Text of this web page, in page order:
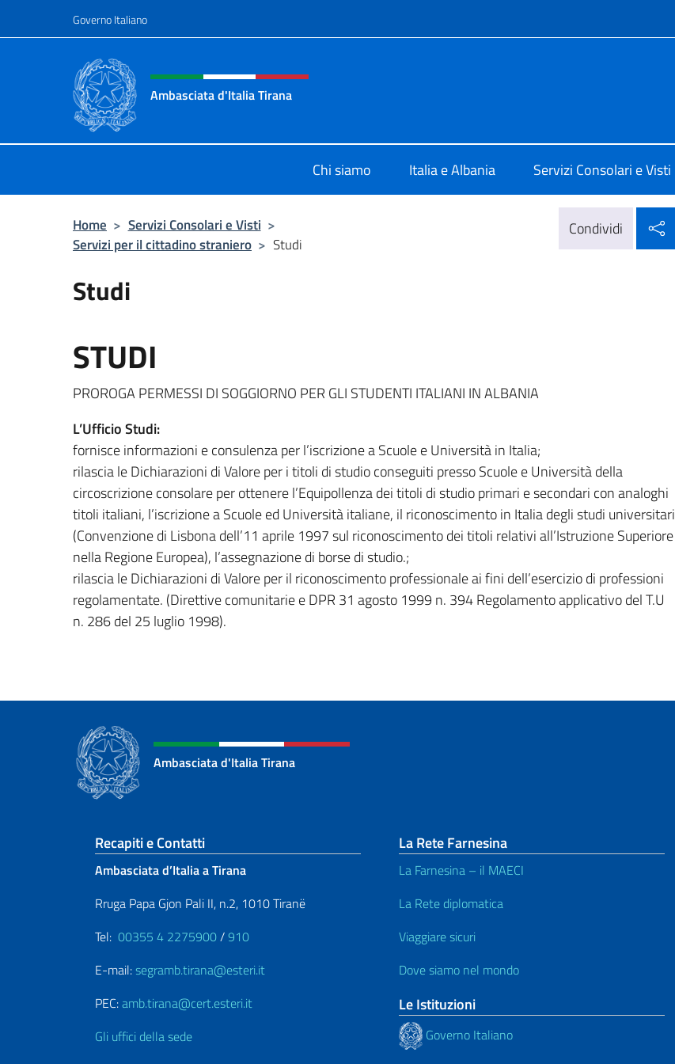
Governo Italiano
Intestazione sito, social e menù
Ambasciata d'Italia Tirana
Chi siamo Italia e Albania Servizi Consolari e Visti
Home > Servizi Consolari e Visti >
Servizi per il cittadino straniero > Studi
Condividi
Studi
STUDI
PROROGA PERMESSI DI SOGGIORNO PER GLI STUDENTI ITALIANI IN ALBANIA
L’Ufficio Studi:
fornisce informazioni e consulenza per l’iscrizione a Scuole e Università in Italia;
rilascia le Dichiarazioni di Valore per i titoli di studio conseguiti presso Scuole e Università della
circoscrizione consolare per ottenere l’Equipollenza dei titoli di studio primari e secondari con analoghi
titoli italiani, l’iscrizione a Scuole ed Università italiane, il riconoscimento in Italia degli studi universitari
(Convenzione di Lisbona dell’11 aprile 1997 sul riconoscimento dei titoli relativi all’Istruzione Superiore
nella Regione Europea), l’assegnazione di borse di studio.;
rilascia le Dichiarazioni di Valore per il riconoscimento professionale ai fini dell’esercizio di professioni
regolamentate. (Direttive comunitarie e DPR 31 agosto 1999 n. 394 Regolamento applicativo del T.U
n. 286 del 25 luglio 1998).
Ambasciata d'Italia Tirana
Sezione footer
Recapiti e Contatti
Ambasciata d’Italia a Tirana
Rruga Papa Gjon Pali II, n.2, 1010 Tiranë
Tel: 00355 4 2275900/910
E-mail:segramb.tirana@esteri.it
PEC:amb.tirana@cert.esteri.it
Gli uffici della sede
La Rete Farnesina
La Farnesina – il MAECI
La Rete diplomatica
Viaggiare sicuri
Dove siamo nel mondo
Le Istituzioni
Governo Italiano